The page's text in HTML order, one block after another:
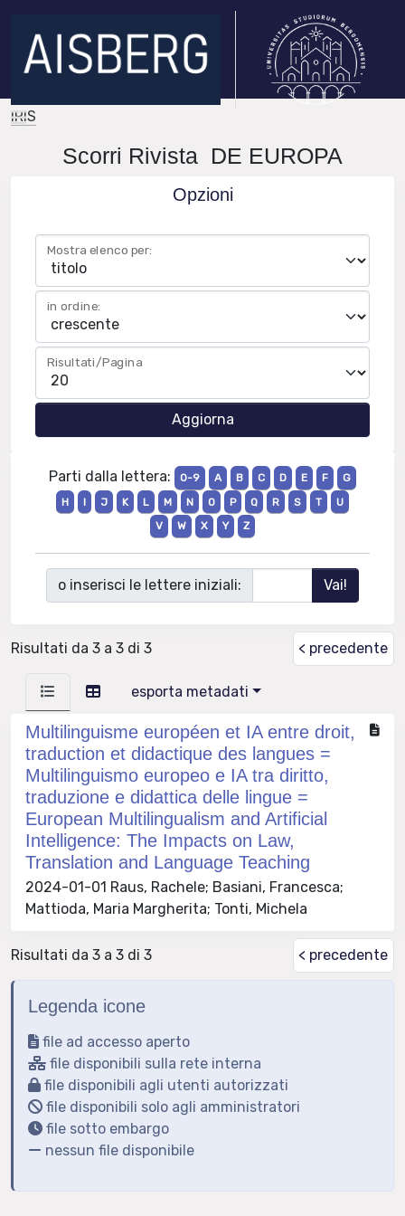
IRIS
Scorri Rivista DE EUROPA
Opzioni
Mostra elenco per:
in ordine:
Risultati/Pagina
Parti dalla lettera: 0-9 A B C D E F
G
H
I J K L M N O P Q R S T
U
V
W X Y Z
o inserisci le lettere iniziali:
Risultati da 3 a 3 di 3 < precedente
esporta metadati
Multilinguisme européen et IA entre droit,
traduction et didactique des langues =
Multilinguismo europeo e IA tra diritto,
traduzione e didattica delle lingue =
European Multilingualism and Artificial
Intelligence: The Impacts on Law,
Translation and Language Teaching
2024-01-01 Raus, Rachele; Basiani, Francesca;
Mattioda, Maria Margherita; Tonti, Michela
Risultati da 3 a 3 di 3 < precedente
Legenda icone
file ad accesso aperto
file disponibili sulla rete interna
file disponibili agli utenti autorizzati
file disponibili solo agli amministratori
file sotto embargo
nessun file disponibile